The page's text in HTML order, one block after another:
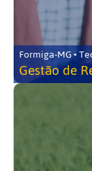
Formiga-MG •
Gestão de